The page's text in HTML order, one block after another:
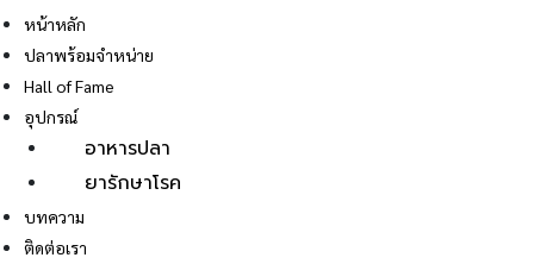
หน้าหลัก
ปลาพร้อมจำหน่าย
Hall of Fame
อุปกรณ์
อาหารปลา
ยารักษาโรค
บทความ
ติดต่อเรา